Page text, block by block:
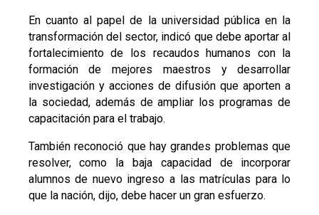
En cuanto al papel de la universidad pública en la
transformación del sector, indicó que debe aportar al
fortalecimiento de los recaudos humanos con la
formación de mejores maestros y desarrollar
investigación y acciones de difusión que aporten a
la sociedad, además de ampliar los programas de
capacitación para el trabajo.
También reconoció que hay grandes problemas que
resolver, como la baja capacidad de incorporar
alumnos de nuevo ingreso a las matrículas para lo
que la nación, dijo, debe hacer un gran esfuerzo.